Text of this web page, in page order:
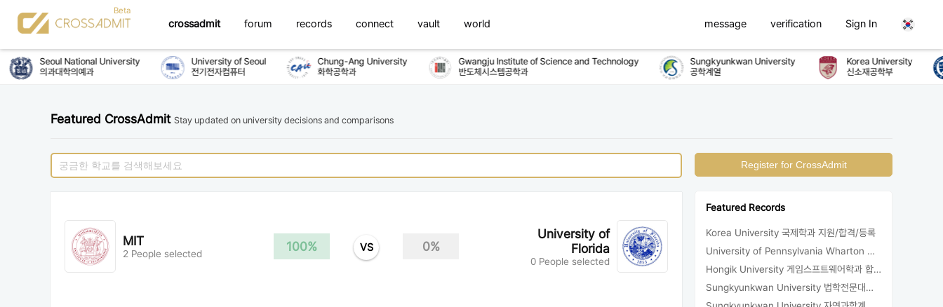
crossadmit forum records connect vault world message verification Sign In
Seoul National University
의과대학의예과
University of Seoul
전기전자컴퓨터
Chung-Ang University
화학공학과
Gwangju Institute of Science and Technology
반도체시스템공학과
Sungkyunkwan University
공학계열
Korea University
신소재공학부
Featured CrossAdmit Stay updated on university decisions and comparisons
MIT
2 People selected
100% VS 0%
University of
Florida
0 People selected
Register for CrossAdmit
Featured Records
Korea University 국제학과 지원/합격/등록
University of Pennsylvania Wharton MBA 합격/등록
Hongik University 게임스프트웨어학과 합격/등록
Sungkyunkwan University 법학전문대학원 합격